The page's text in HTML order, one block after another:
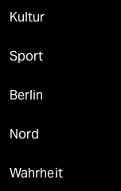
Kultur
Sport
Berlin
Nord
Wahrheit